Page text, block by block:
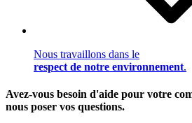
Nous travaillons dans le
respect de notre environnement.
Avez-vous besoin d'aide pour votre
nous poser vos questions.